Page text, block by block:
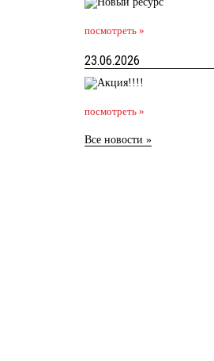
посмотреть »
23.06.2026
посмотреть »
Все новости »